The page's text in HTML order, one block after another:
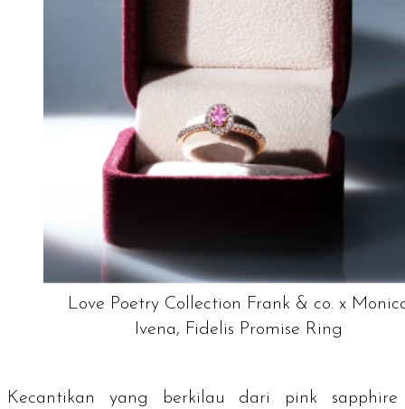
Love Poetry Collection Frank & co. x
Ivena, Fidelis Promise Ring
Kecantikan yang berkilau dari pink sapphire